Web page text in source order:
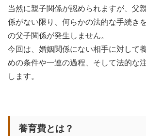
当然に親子関係が認められますが、父
係がない限り、何らかの法的な手続き
の父子関係が発生しません。
今回は、婚姻関係にない相手に対して
めの条件や一連の過程、そして法的な
します。
養育費とは？